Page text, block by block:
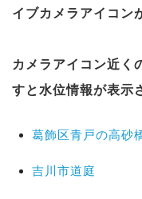
イブカメラアイコン
カメラアイコン近く
すと水位情報が表示
葛飾区青戸の高砂
吉川市道庭